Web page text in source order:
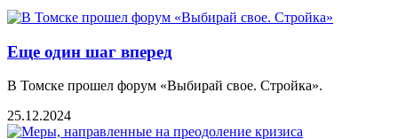
Еще один шаг вперед
В Томске прошел форум «Выбирай свое. Стройка».
25.12.2024